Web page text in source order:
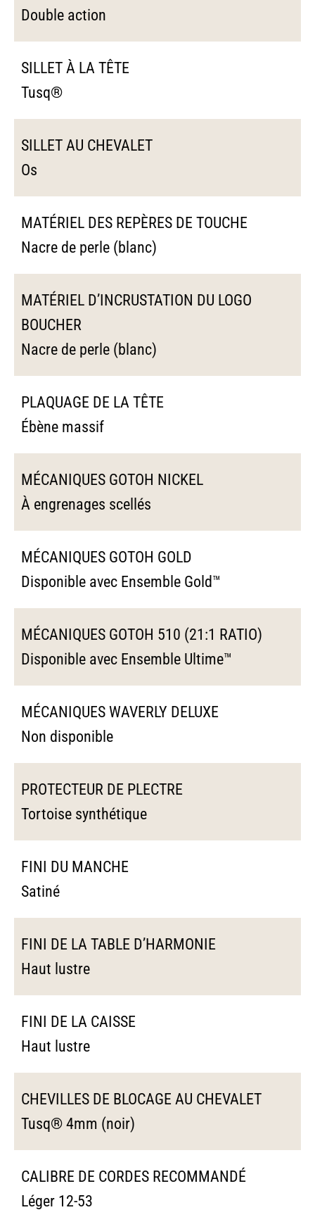
Double action
SILLET À LA TÊTE
Tusq®
SILLET AU CHEVALET
Os
MATÉRIEL DES REPÈRES DE TOUCHE
Nacre de perle (blanc)
MATÉRIEL D’INCRUSTATION DU LOGO
BOUCHER
Nacre de perle (blanc)
PLAQUAGE DE LA TÊTE
Ébène massif
MÉCANIQUES GOTOH NICKEL
À engrenages scellés
MÉCANIQUES GOTOH GOLD
Disponible avec Ensemble Gold™
MÉCANIQUES GOTOH 510 (21:1 RATIO)
Disponible avec Ensemble Ultime™
MÉCANIQUES WAVERLY DELUXE
Non disponible
PROTECTEUR DE PLECTRE
Tortoise synthétique
FINI DU MANCHE
Satiné
FINI DE LA TABLE D’HARMONIE
Haut lustre
FINI DE LA CAISSE
Haut lustre
CHEVILLES DE BLOCAGE AU CHEVALET
Tusq® 4mm (noir)
CALIBRE DE CORDES RECOMMANDÉ
Léger 12-53